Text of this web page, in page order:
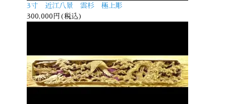
3寸 近江八景 雲杉 極上彫
300,000円(税込)